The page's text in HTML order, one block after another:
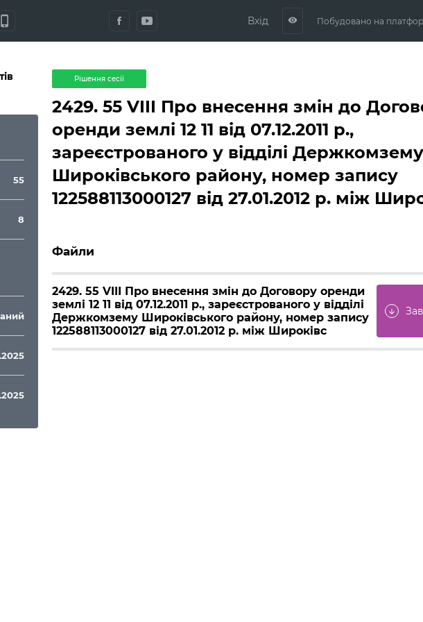
phone_iphone Вхід visibility Побудовано на
55
8
Рішення сесії
2429. 55 VIII Про внесення змін до
оренди землі 12 11 від 07.12.2011 р.,
зареєстрованого у відділі Держкомзему
Широківського району, номер запису
122588113000127 від 27.01.2012 р. між
Файли
2429. 55 VIII Про внесення змін до Договору оренди
землі 12 11 від 07.12.2011 р., зареєстрованого у відділі
Держкомзему Широківського району, номер запису
122588113000127 від 27.01.2012 р. між Широківс
arrow_downward